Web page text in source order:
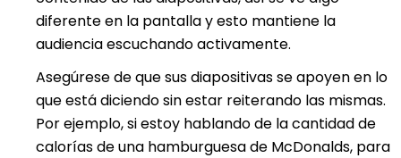
diferente en la pantalla y esto mantiene la
audiencia escuchando activamente.
Asegúrese de que sus diapositivas se apoyen en lo
que está diciendo sin estar reiterando las mismas.
Por ejemplo, si estoy hablando de la cantidad de
calorías de una hamburguesa de McDonalds, para